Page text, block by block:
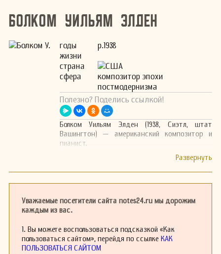
Болком Уильям Элден
годы
жизни
р.1938
страна
США
сфера
композитор эпохи
постмодернизма
Полезно? Поделись ссылкой!
Болком Уильям Элден (1938, Сиэтл, штат
Вашингтон) — американский композитор и
пианист.
Уважаемые посетители сайта notes24.ru мы дорожим
каждым из вас.
1. Вы можете воспользоваться подсказкой «Как
пользоваться сайтом», перейдя по ссылке КАК
ПОЛЬЗОВАТЬСЯ САЙТОМ